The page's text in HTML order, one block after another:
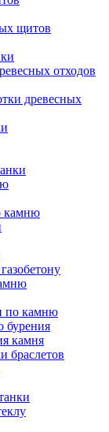
щитов
отходов
древесных
камню
по камню
бурения
камня
браслетов